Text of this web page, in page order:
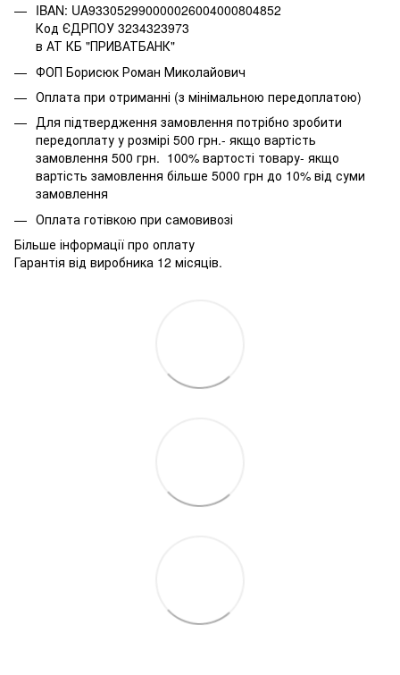
IBAN: UA933052990000026004000804852
Код ЄДРПОУ 3234323973
в АТ КБ "ПРИВАТБАНК"
ФОП Борисюк Роман Миколайович
Оплата при отриманні (з мінімальною передоплатою)
Для підтвердження замовлення потрібно зробити
передоплату у розмірі 500 грн.- якщо вартість
замовлення 500 грн. 100% вартості товару- якщо
вартість замовлення більше 5000 грн до 10% від суми
замовлення
Оплата готівкою при самовивозі
Більше інформації про оплату
Гарантія від виробника 12 місяців.